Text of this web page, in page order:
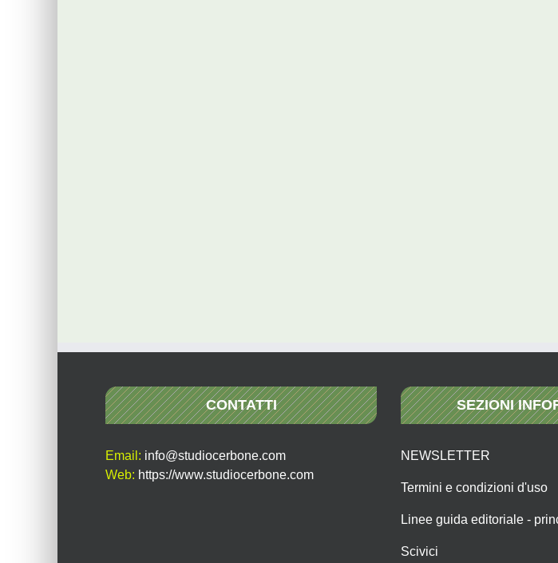
CONTATTI
Email: info@studiocerbone.com
Web: https://www.studiocerbone.com
SEZIONI
NEWSLETTER
Termini e condizioni d'uso
Linee guida editoriale -
Scivici